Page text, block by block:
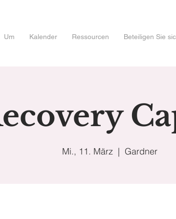
Um Kalender Ressourcen Beteiligen Sie
Mi., 11. März
  |
Gardner